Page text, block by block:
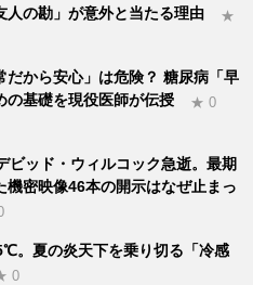
人の勘」が意外と当たる理由
★
だから安心」は危険？ 糖尿病「早
の基礎を現役医師が伝授
★ 0
ビッド・ウィルコック急逝。最期
機密映像46本の開示はなぜ止まっ
。夏の炎天下を乗り切る「冷感
0